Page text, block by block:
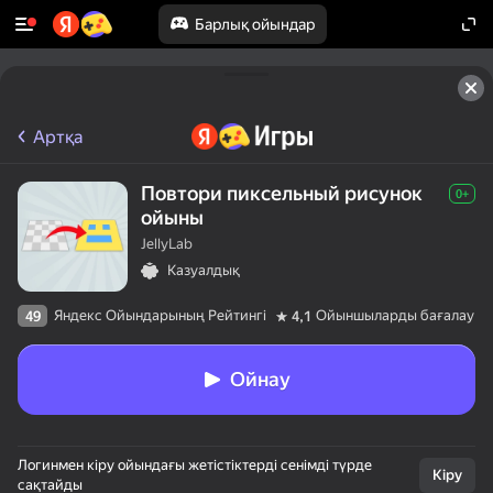
Барлық ойындар
Артқа
Повтори пиксельный рисунок
ойыны
0+
JellyLab
Казуалдық
49 Яндекс Ойындарының Рейтингі 4,1 Ойыншыларды бағалау
Ойнау
Логинмен кіру ойындағы жетістіктерді сенімді түрде
сақтайды
Кіру